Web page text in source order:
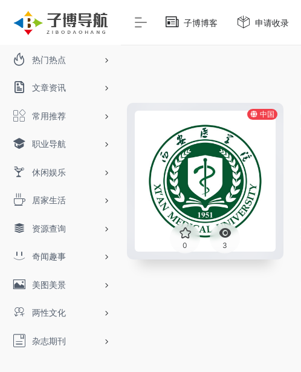
热门热点
文章资讯
常用推荐
职业导航
休闲娱乐
居家生活
资源查询
奇闻趣事
美图美景
两性文化
杂志期刊
子博博客 申请收录
中国
0 3